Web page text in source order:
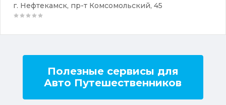
г. Нефтекамск, пр-т Комсомольский, 45
Полезные сервисы для
Авто Путешественников